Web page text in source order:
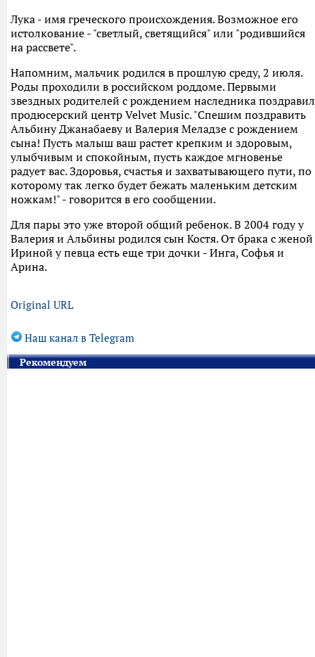
Лука - имя греческого происхождения. Возможное его
истолкование - "светлый, светящийся" или "родившийся
на рассвете".
Напомним, мальчик родился в прошлую среду, 2 июля.
Роды проходили в российском роддоме. Первыми
звездных родителей с рождением наследника поздравил
продюсерский центр Velvet Music. "Спешим поздравить
Альбину Джанабаеву и Валерия Меладзе с рождением
сына! Пусть малыш ваш растет крепким и здоровым,
улыбчивым и спокойным, пусть каждое мгновенье
радует вас. Здоровья, счастья и захватывающего пути, по
которому так легко будет бежать маленьким детским
ножкам!" - говорится в его сообщении.
Для пары это уже второй общий ребенок. В 2004 году у
Валерия и Альбины родился сын Костя. От брака с женой
Ириной у певца есть еще три дочки - Инга, Софья и
Арина.
Original URL
Наш канал в Telegram
Рекомендуем